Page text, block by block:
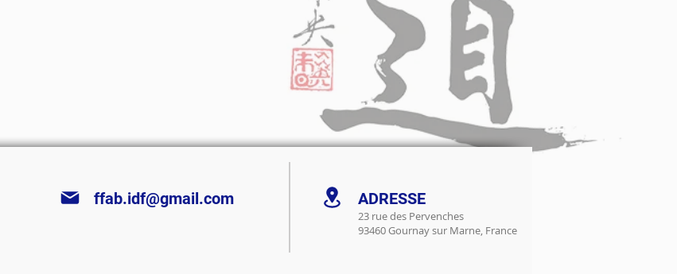
ffab.idf@gmail.com ADRESSE
23 rue des Pervenches
93460 Gournay sur Marne, France